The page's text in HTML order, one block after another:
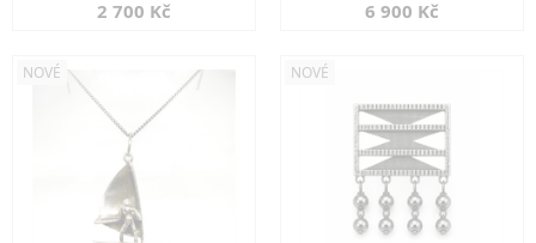
2 700 Kč 6 900 Kč
NOVÉ NOVÉ